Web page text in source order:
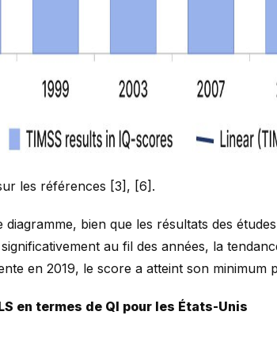
les références [3], [6].
diagramme, bien que les résultats des
au fil des années, la
en 2019, le score a atteint son minimum
en termes de QI pour les États-Unis